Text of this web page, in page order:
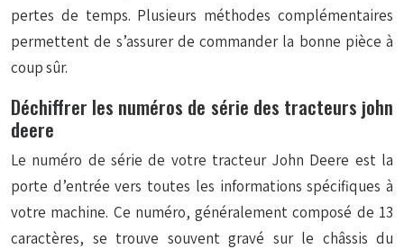
pertes de temps. Plusieurs méthodes complémentaires
permettent de s’assurer de commander la bonne pièce à
coup sûr.
Déchiffrer les numéros de série des tracteurs john
deere
Le numéro de série de votre tracteur John Deere est la
porte d’entrée vers toutes les informations spécifiques à
votre machine. Ce numéro, généralement composé de 13
caractères, se trouve souvent gravé sur le châssis du